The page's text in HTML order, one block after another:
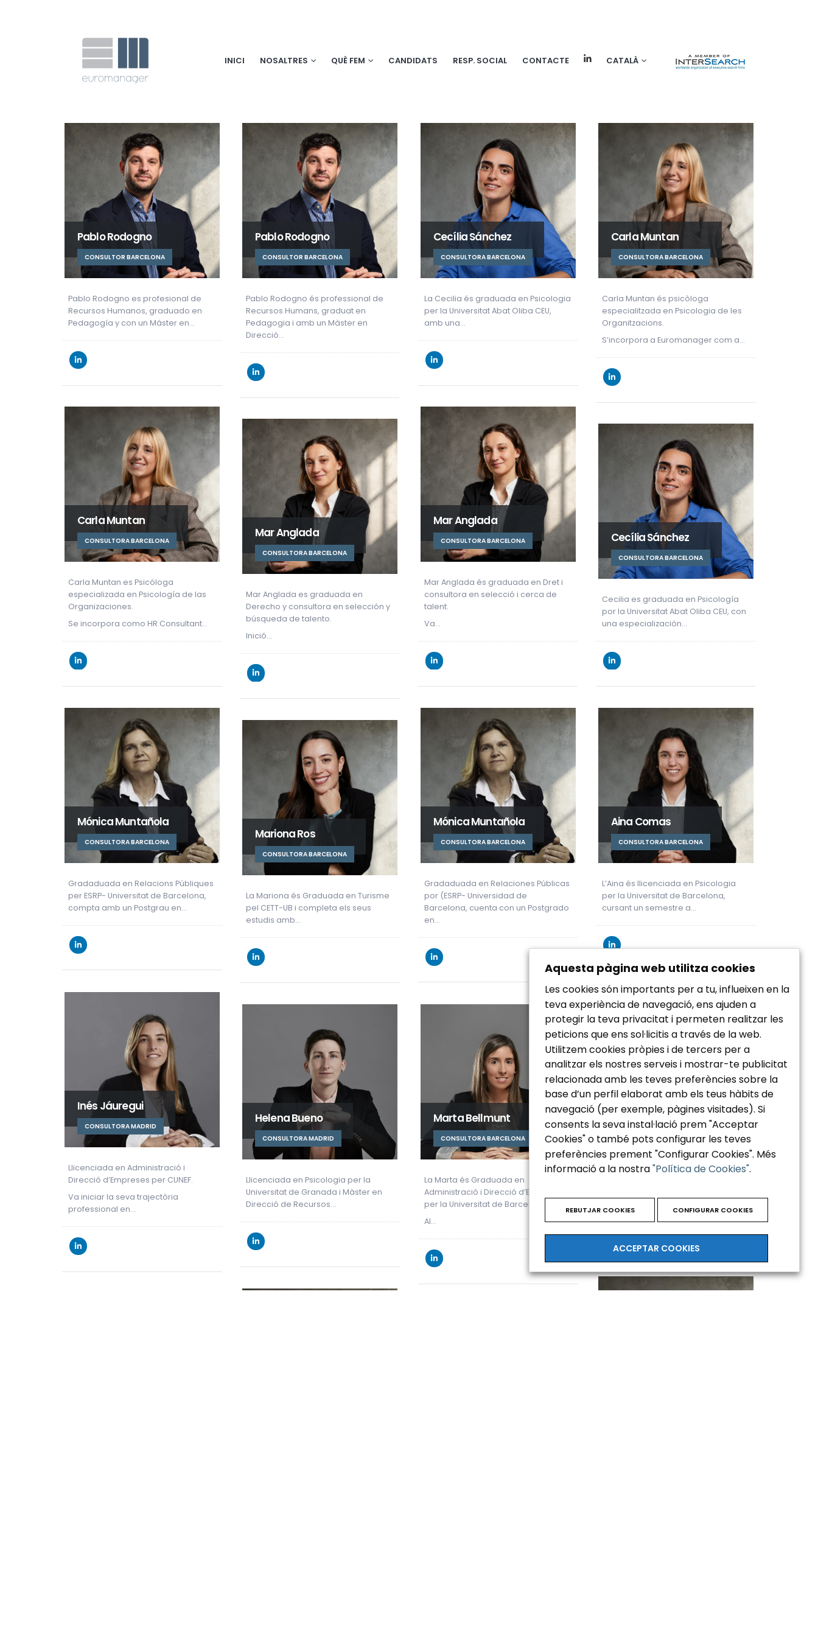
INICI NOSALTRES QUÈ FEM CANDIDATS RESP. SOCIAL CONTACTE CATALÀ
Pablo Rodogno
CONSULTOR BARCELONA
Pablo Rodogno es profesional de
Recursos Humanos, graduado en
Pedagogía y con un Máster en…
Pablo Rodogno
CONSULTOR BARCELONA
Pablo Rodogno és professional de
Recursos Humans, graduat en
Pedagogia i amb un Màster en
Direcció…
Cecília Sánchez
CONSULTORA BARCELONA
La Cecilia és graduada en Psicologia
per la Universitat Abat Oliba CEU,
amb una…
Carla Muntan
CONSULTORA BARCELONA
Carla Muntan és psicòloga
especialitzada en Psicologia de les
Organitzacions.
S’incorpora a Euromanager com a…
Carla Muntan
CONSULTORA BARCELONA
Carla Muntan es Psicóloga
especializada en Psicología de las
Organizaciones.
Se incorpora como HR Consultant…
Mar Anglada
CONSULTORA BARCELONA
Mar Anglada és graduada en Dret i
consultora en selecció i cerca de
talent.
Va…
Mar Anglada
CONSULTORA BARCELONA
Mar Anglada es graduada en
Derecho y consultora en selección y
búsqueda de talento.
Inició…
Cecília Sánchez
CONSULTORA BARCELONA
Cecilia es graduada en Psicología
por la Universitat Abat Oliba CEU, con
una especialización…
Mónica Muntañola
CONSULTORA BARCELONA
Gradaduada en Relacions Públiques
per ESRP- Universitat de Barcelona,
compta amb un Postgrau en…
Mónica Muntañola
CONSULTORA BARCELONA
Gradaduada en Relaciones Públicas
por (ESRP- Universidad de
Barcelona, cuenta con un Postgrado
en…
Aina Comas
CONSULTORA BARCELONA
L’Aina és llicenciada en Psicologia
per la Universitat de Barcelona,
cursant un semestre a…
Mariona Ros
CONSULTORA BARCELONA
La Mariona és Graduada en Turisme
pel CETT-UB i completa els seus
estudis amb…
Inés Jáuregui
CONSULTORA MADRID
Llicenciada en Administració i
Direcció d’Empreses per CUNEF.
Va iniciar la seva trajectòria
professional en…
Paloma Heredia
CONSULTORA MADRID
Llicenciada en Psicologia per la
Helena Bueno
CONSULTORA MADRID
Llicenciada en Psicologia per la
Universitat de Granada i Màster en
Direcció de Recursos…
Marta Bellmunt
CONSULTORA BARCELONA
La Marta és Graduada en
Administració i Direcció d’Empreses
per la Universitat de Barcelona.
Al…
Aquesta pàgina web utilitza cookies
Les cookies són importants per a tu, influeixen en la
teva experiència de navegació, ens ajuden a
protegir la teva privacitat i permeten realitzar les
peticions que ens sol·licitis a través de la web.
Utilitzem cookies pròpies i de tercers per a
analitzar els nostres serveis i mostrar-te publicitat
relacionada amb les teves preferències sobre la
base d’un perfil elaborat amb els teus hàbits de
navegació (per exemple, pàgines visitades). Si
consents la seva instal·lació prem "Acceptar
Cookies" o també pots configurar les teves
preferències prement "Configurar Cookies". Més
informació a la nostra"Política de Cookies".
REBUTJAR COOKIES CONFIGURAR COOKIES
ACCEPTAR COOKIES